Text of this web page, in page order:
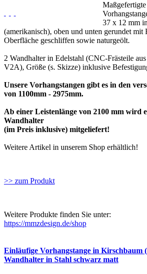
37 x 12 mm
(amerikanisch), oben und unten gerundet mit
Oberfläche geschliffen sowie naturgeölt.
2 Wandhalter in Edelstahl (CNC-Frästeile
V2A), Größe (s. Skizze) inklusive
Unsere Vorhangstangen gibt es in den
von 1100mm - 2975mm.
Ab einer Leistenlänge von 2100 mm wird
Wandhalter
(im Preis inklusive) mitgeliefert!
Weitere Artikel in unserem Shop erhältlich!
>> zum Produkt
Weitere Produkte finden Sie unter:
https://mmzdesign.de/shop
Einläufige Vorhangstange in Kirschbaum
Wandhalter in Stahl schwarz matt